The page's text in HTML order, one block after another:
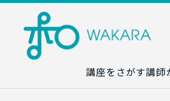
講座をさがす講師